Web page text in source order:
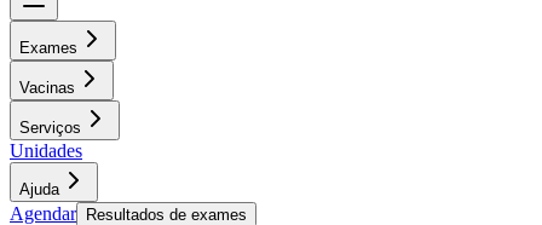
Exames
Vacinas
Serviços
Unidades
Ajuda
Agendar Resultados de exames